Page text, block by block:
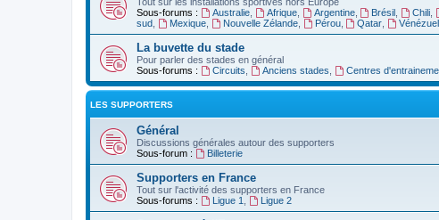
Sous-forums :
Australie, Afrique, Argentine, Brésil Chili
sud
Mexique, Nouvelle Zélande, Pérou, Qatar
La buvette du stade
Pour parler des stades en général
Sous-forums :
Circuits Anciens stades Centres
LES SUPPORTERS
Général
Discussions générales autour des supporters
Sous-forum :
Billeterie
Supporters en France
Tout sur l'activité des supporters en France
Sous-forums :
Ligue 1 Ligue 2